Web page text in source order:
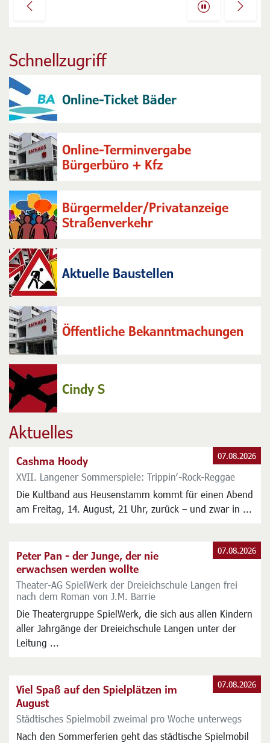
Previous Next
Schnellzugriff
Online-Ticket Bäder
Online-Terminvergabe
Bürgerbüro + Kfz
Bürgermelder/Privatanzeige
Straßenverkehr
Aktuelle Baustellen
Öffentliche Bekanntmachungen
Cindy S
Aktuelles
Cashma Hoody
XVII. Langener Sommerspiele: Trippin‘-Rock-Reggae
Die Kultband aus Heusenstamm kommt für einen Abend
am Freitag, 14. August, 21 Uhr, zurück – und zwar in ...
07.08.2026
Peter Pan - der Junge, der nie
erwachsen werden wollte
Theater-AG SpielWerk der Dreieichschule Langen frei
nach dem Roman von J.M. Barrie
Die Theatergruppe SpielWerk, die sich aus allen Kindern
aller Jahrgänge der Dreieichschule Langen unter der
Leitung ...
07.08.2026
Viel Spaß auf den Spielplätzen im
August
Städtisches Spielmobil zweimal pro Woche unterwegs
Nach den Sommerferien geht das städtische Spielmobil
07.08.2026